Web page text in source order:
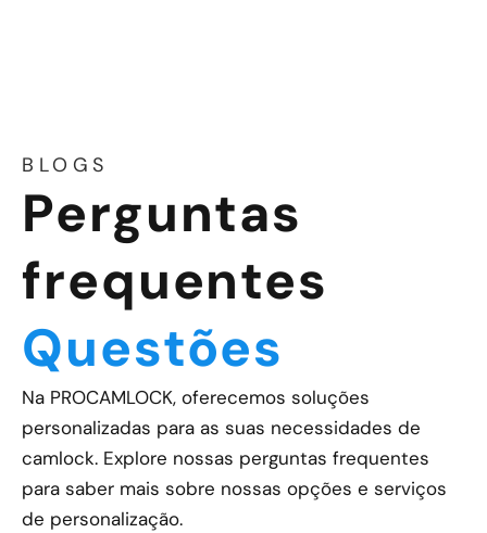
BLOGS
Perguntas
frequentes
Questões
Na PROCAMLOCK, oferecemos soluções
personalizadas para as suas necessidades de
camlock. Explore nossas perguntas frequentes
para saber mais sobre nossas opções e serviços
de personalização.